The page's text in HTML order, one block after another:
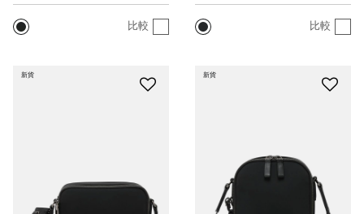
比較 比較
新貨 新貨